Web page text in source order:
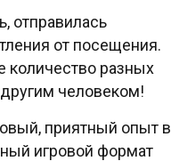
отправилась
от посещения.
количество разных
человеком!
приятный опыт в
игровой формат